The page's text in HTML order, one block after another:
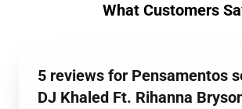
What Customers
5 reviews for Pensamentos
DJ Khaled Ft. Rihanna